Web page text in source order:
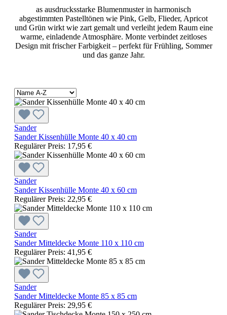
as ausdrucksstarke Blumenmuster in harmonisch
abgestimmten Pastelltönen wie Pink, Gelb, Flieder, Apricot
und Grün wirkt wie zart gemalt und verleiht jedem Raum eine
warme, einladende Atmosphäre. Monte verbindet zeitloses
Design mit frischer Farbigkeit – perfekt für Frühling, Sommer
und das ganze Jahr.
Sander
Sander Kissenhülle Monte 40 x 40 cm
Regulärer Preis: 17,95 €
Sander
Sander Kissenhülle Monte 40 x 60 cm
Regulärer Preis: 22,95 €
Sander
Sander Mitteldecke Monte 110 x 110 cm
Regulärer Preis: 41,95 €
Sander
Sander Mitteldecke Monte 85 x 85 cm
Regulärer Preis: 29,95 €